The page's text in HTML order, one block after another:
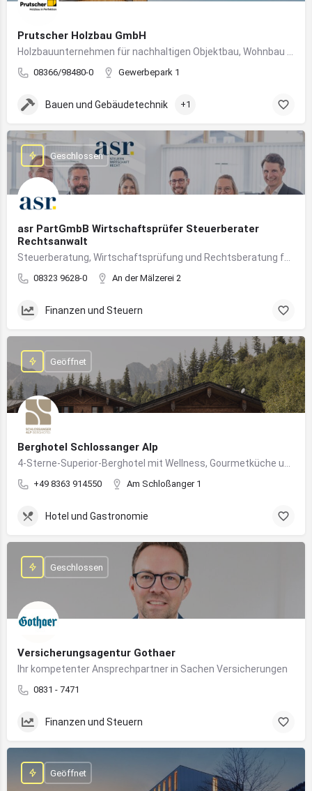
Prutscher Holzbau GmbH
08366/98480-0 Gewerbepark 1
Bauen und Gebäudetechnik +1
asr PartGmbB Wirtschaftsprüfer Steuerberater
Rechtsanwalt
08323 9628-0 An der Mälzerei 2
Geschlossen
Finanzen und Steuern
Berghotel Schlossanger Alp
+49 8363 914550 Am Schloßanger 1
Geöffnet
Hotel und Gastronomie
Versicherungsagentur Gothaer
Ihr kompetenter Ansprechpartner in Sachen Versicherungen
0831 - 7471
Geschlossen
Finanzen und Steuern
Geöffnet